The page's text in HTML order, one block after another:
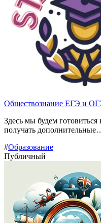
Обществознание ЕГЭ и
Здесь мы будем
получать
#Образование
Публичный